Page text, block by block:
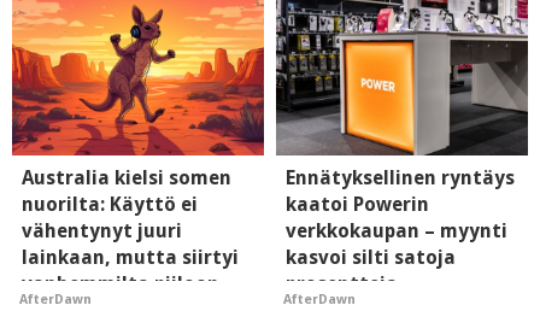
Australia kielsi somen
nuorilta: Käyttö ei
vähentynyt juuri
lainkaan, mutta siirtyi
vanhemmilta piiloon
AfterDawn
Ennätyksellinen ryntäys
kaatoi Powerin
verkkokaupan – myynti
kasvoi silti satoja
prosentteja
AfterDawn